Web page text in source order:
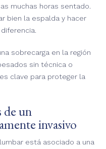
muchas horas sentado.
bien la espalda y hacer
sobrecarga en la región
sin técnica o
clave para proteger la
de un
invasivo
está asociado a una